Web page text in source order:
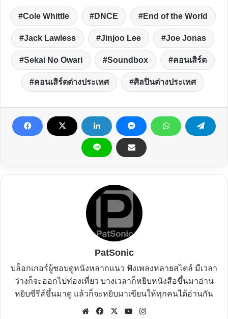
Cole Whittle DNCE End of the World
Jack Lawless Jinjoo Lee Joe Jonas
Sekai No Owari Soundbox คอนเสิร์ต
คอนเสิร์ตต่างประเทศ ศิลปินต่างประเทศ
PatSonic
บล็อกเกอร์ผู้ชอบดูหนังหลากแนว ฟังเพลงหลายสไตล์ มีเวลา
ว่างก็จะออกไปท่องเที่ยว บางเวลาก็หยิบหนังสือขึ้นมาอ่าน
หยิบซีรีส์ขึ้นมาดู แล้วก็จะหยิบมาเขียนให้ทุกคนได้อ่านกัน
WebsiteFacebook
X YouTube